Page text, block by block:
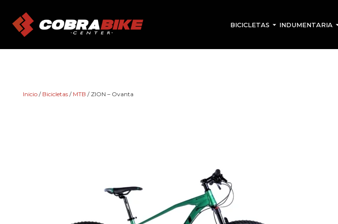
content
BICICLETAS INDUMENTARIA
Inicio / Bicicletas / MTB / ZION – Ovanta